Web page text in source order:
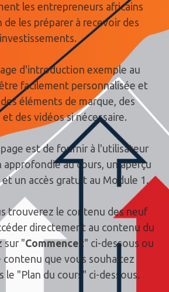
les entrepreneurs africains
les préparer à recevoir des
investissements.
d'introduction exemple au
facilement personnalisée et
éléments de marque, des
des vidéos si nécessaire.
est de fournir à l'utilisateur
au cours, un aperçu
un accès gratuit au Module 1.
trouverez le contenu des neuf
directement au contenu du
sur "Commencez" ci-dessous ou
contenu que vous souhaitez
le "Plan du cours" ci-dessous.